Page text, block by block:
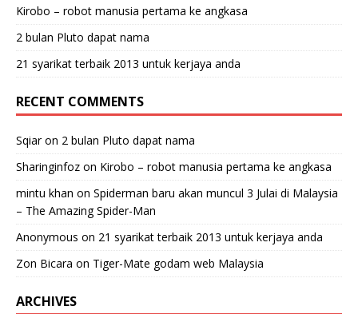
Kirobo – robot manusia pertama ke angkasa
2 bulan Pluto dapat nama
21 syarikat terbaik 2013 untuk kerjaya anda
RECENT COMMENTS
Sqiaron 2 bulan Pluto dapat nama
Sharinginfoz on Kirobo – robot manusia pertama ke angkasa
mintu khan on Spiderman baru akan muncul 3 Julai di Malaysia
– The Amazing Spider-Man
Anonymous on 21 syarikat terbaik 2013 untuk kerjaya anda
Zon Bicara on Tiger-Mate godam web Malaysia
ARCHIVES